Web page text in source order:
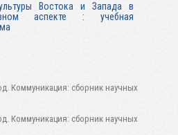
Востока и Запада в
аспекте : учебная
Коммуникация: сборник научных
Коммуникация: сборник научных